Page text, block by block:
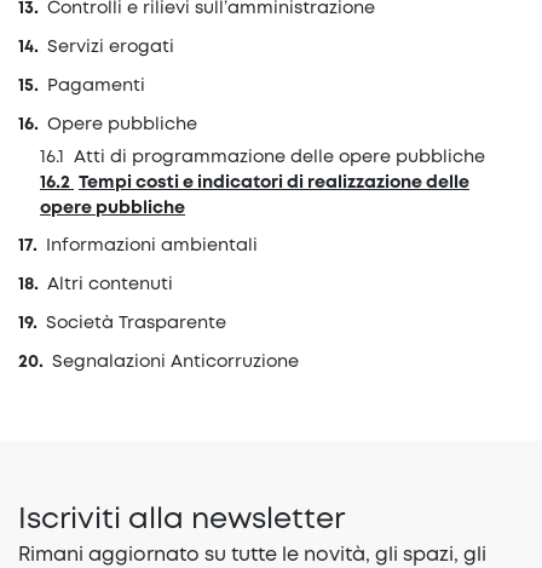
Controlli e rilievi sull’amministrazione
Servizi erogati
Pagamenti
Opere pubbliche
Atti di programmazione delle opere pubbliche
Tempi costi e indicatori di realizzazione delle
opere pubbliche
Informazioni ambientali
Altri contenuti
Società Trasparente
Segnalazioni Anticorruzione
Iscriviti alla newsletter
Rimani aggiornato su tutte le novità, gli spazi, gli